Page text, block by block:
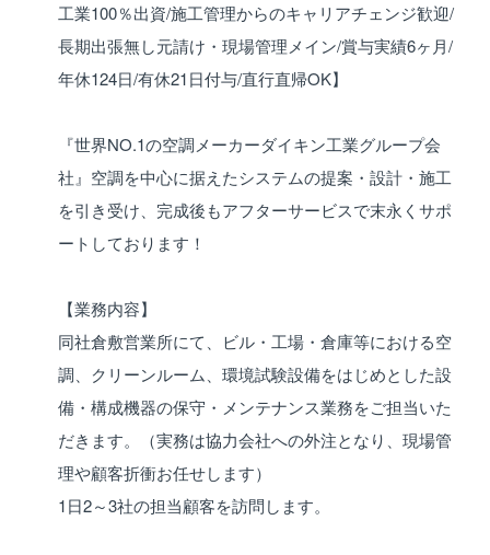
工業100％出資/施工管理からのキャリアチェンジ歓迎/
長期出張無し元請け・現場管理メイン/賞与実績6ヶ月/
年休124日/有休21日付与/直行直帰OK】
『世界NO.1の空調メーカーダイキン工業グループ会
社』空調を中心に据えたシステムの提案・設計・施工
を引き受け、完成後もアフターサービスで末永くサポ
ートしております！
【業務内容】
同社倉敷営業所にて、ビル・工場・倉庫等における空
調、クリーンルーム、環境試験設備をはじめとした設
備・構成機器の保守・メンテナンス業務をご担当いた
だきます。（実務は協力会社への外注となり、現場管
理や顧客折衝お任せします）
1日2～3社の担当顧客を訪問します。